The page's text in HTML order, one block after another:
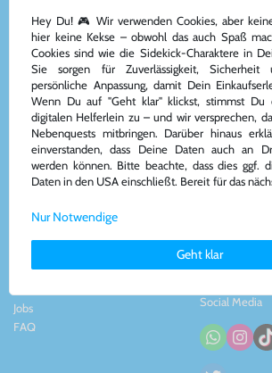
Kundenservice
Kontakt&Team
AGB
Widerrufsrecht
Impressum
& Datenschutz
Zahlung und Versand
Vertrag widerrufen
Kontakt
Konsolenkost
Plauener Str.
13053 Berlin,
Tel: +49 30
Mail:
Über das Unternehmen
Partnerprogramm
Jobs
FAQ
Social Media
Hey Du! 🎮 Wir verwenden Cookies, aber
hier keine Kekse – obwohl das auch Spaß
Cookies sind wie die Sidekick-Charaktere in
Sie sorgen für Zuverlässigkeit, Sicherheit
persönliche Anpassung, damit Dein
Wenn Du auf "Geht klar" klickst, stimmst Du
digitalen Helferlein zu – und wir versprechen,
Nebenquests mitbringen. Darüber hinaus
einverstanden, dass Deine Daten auch an
werden können. Bitte beachte, dass dies ggf.
Daten in den USA einschließt. Bereit für das
Weitere Informationen zu den von uns
Deinen Rechten als Nutzer findest Du in
Impressum.
Geht klar
Nur Notwendige